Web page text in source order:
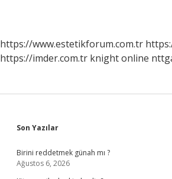
https://www.estetikforum.com.tr
https://imder.com.tr knight online
Sidebar
Son Yazılar
Birini reddetmek günah mı ?
Ağustos 6, 2026